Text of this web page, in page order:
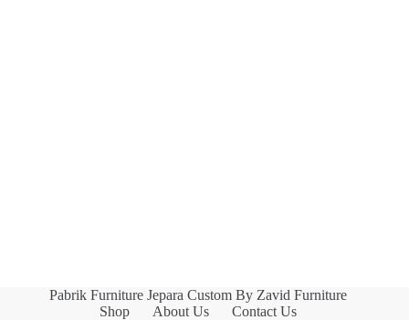
Pabrik Furniture Jepara Custom By Zavid Furniture
Shop
About Us Contact Us